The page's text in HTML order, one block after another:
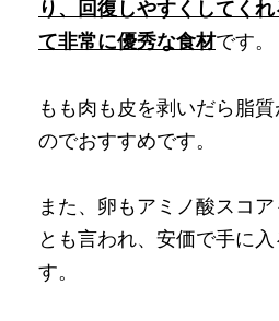
り、回復しやすくしてく
て非常に優秀な食材です。
もも肉も皮を剥いだら脂
のでおすすめです。
また、卵もアミノ酸スコ
とも言われ、安価で手に
す。